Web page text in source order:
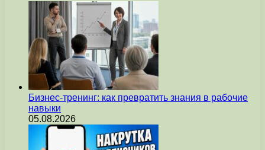
Бизнес-тренинг: как превратить знания в рабочие
навыки
05.08.2026